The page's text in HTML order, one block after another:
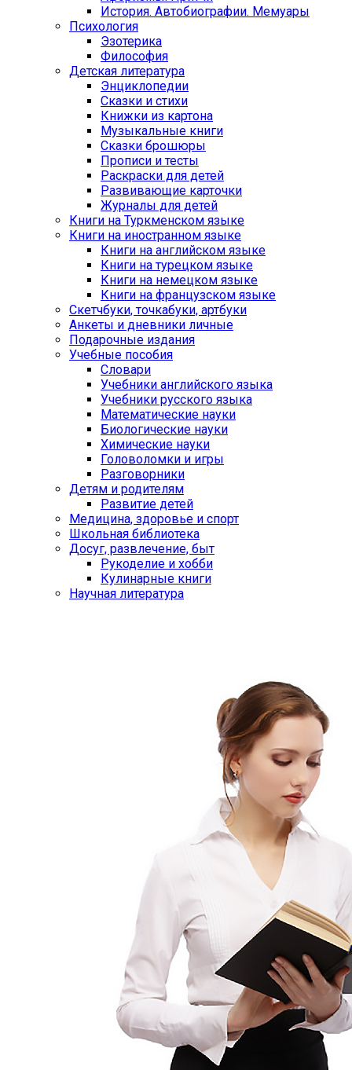
История. Автобиографии. Мемуары
Психология
Эзотерика
Философия
Детская литература
Энциклопедии
Сказки и стихи
Книжки из картона
Музыкальные книги
Сказки брошюры
Прописи и тесты
Раскраски для детей
Развивающие карточки
Журналы для детей
Книги на Туркменском языке
Книги на иностранном языке
Книги на английском языке
Книги на турецком языке
Книги на немецком языке
Книги на французском языке
Cкетчбуки, точкабуки, артбуки
Анкеты и дневники личные
Подарочные издания
Учебные пособия
Словари
Учебники английского языка
Учебники русского языка
Математические науки
Биологические науки
Химические науки
Головоломки и игры
Разговорники
Детям и родителям
Развитие детей
Медицина, здоровье и спорт
Школьная библиотека
Досуг, развлечение, быт
Рукоделие и хобби
Кулинарные книги
Научная литература